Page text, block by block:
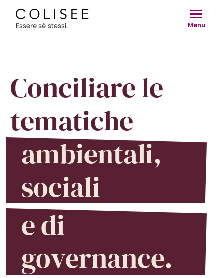
Vai
Menu
Conciliare le
tematiche
ambientali,
sociali
e di
governance.